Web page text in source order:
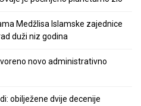
Medžlisa Islamske zajednice
duži niz godina
novo administrativno
obilježene dvije decenije